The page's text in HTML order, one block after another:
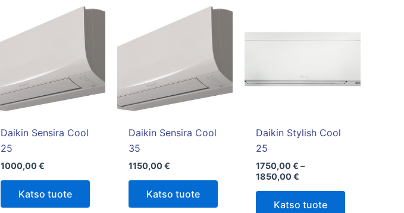
Daikin Sensira Cool
25
1000,00€
Katso tuote
Daikin Sensira Cool
35
1150,00€
Katso tuote
Daikin Stylish Cool
25
1750,00€ –
1850,00€
Katso tuote
on
Voit